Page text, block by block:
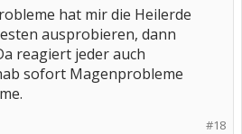
hat mir die Heilerde
ausprobieren, dann
reagiert jeder auch
sofort Magenprobleme
#18